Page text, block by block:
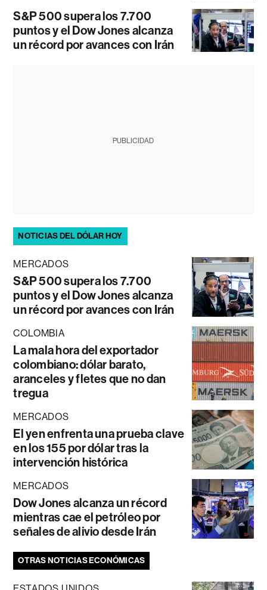
S&P 500 supera los 7.700
puntos y el Dow Jones alcanza
un récord por avances con Irán
PUBLICIDAD
NOTICIAS DEL DÓLAR HOY
MERCADOS
S&P 500 supera los 7.700
puntos y el Dow Jones alcanza
un récord por avances con Irán
COLOMBIA
La mala hora del exportador
colombiano: dólar barato,
aranceles y fletes que no dan
tregua
MERCADOS
El yen enfrenta una prueba clave
en los 155 por dólar tras la
intervención histórica
MERCADOS
Dow Jones alcanza un récord
mientras cae el petróleo por
señales de alivio desde Irán
OTRAS NOTICIAS ECONÓMICAS